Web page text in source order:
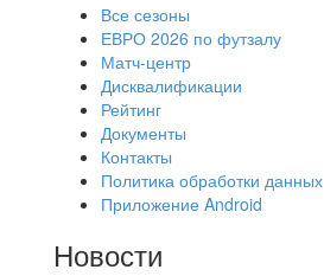
Все сезоны
ЕВРО 2026 по футзалу
Матч-центр
Дисквалификации
Рейтинг
Документы
Контакты
Политика обработки данных
Приложение Android
Новости